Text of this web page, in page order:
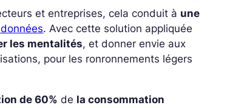
et entreprises, cela conduit à une
. Avec cette solution appliquée
les mentalités, et donner envie aux
pour les ronronnements légers
de 60% de la consommation